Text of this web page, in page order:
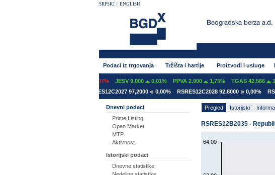
SRPSKI ENGLISH
Podaci iz trgovanja Tržišta i hartije Proizvodi i usluge
-0,07% JESV 9.000 0,01% PPVA 2.900 1,75% TGAS 42.566
RSRES12C2027 97,2000 0,00% RSRES12C2028 92,8000 0,00%
Dnevni podaci
Prime Listing
Open Market
MTP
Aktivnost
Istorijski podaci
Dnevne statistike
Pregled Istorijski
RSRES12B2035 -
64,00